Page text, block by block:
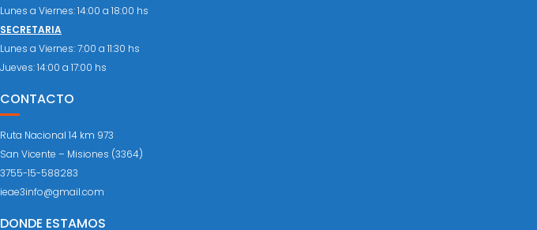
Lunes a Viernes: 14:00 a 18:00 hs
SECRETARIA
Lunes a Viernes: 7:00 a 11:30 hs
Jueves: 14:00 a 17:00 hs
CONTACTO
Ruta Nacional 14 km 973
San Vicente – Misiones (3364)
3755-15-588283
ieae3info@gmail.com
DONDE ESTAMOS